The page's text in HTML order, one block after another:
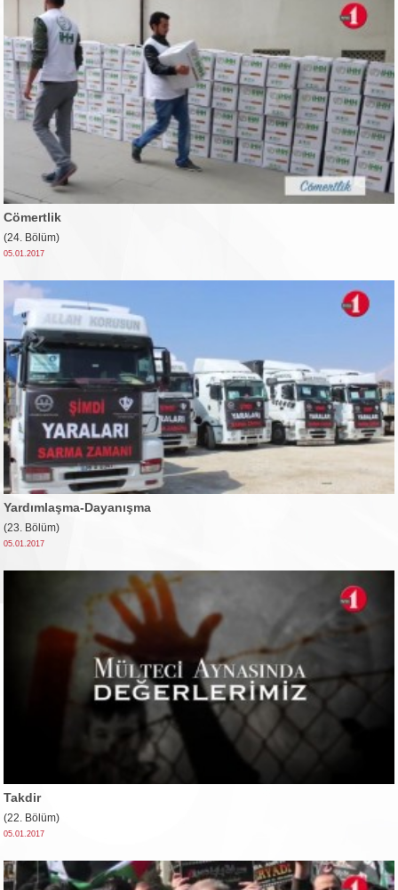
Cömertlik
(24. Bölüm)
05.01.2017
Yardımlaşma-Dayanışma
(23. Bölüm)
05.01.2017
Takdir
(22. Bölüm)
05.01.2017